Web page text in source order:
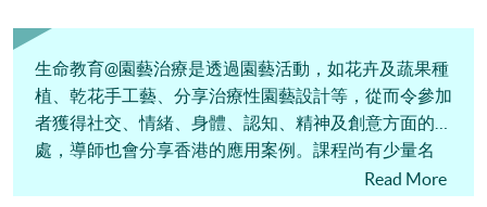
生命教育@園藝治療是透過園藝活動，如花卉及蔬果種
植、乾花手工藝、分享治療性園藝設計等，從而令參加
者獲得社交、情緒、身體、認知、精神及創意方面的好
處，導師也會分享香港的應用案例。課程尚有少量名
Read More